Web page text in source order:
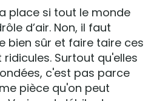
place si tout le monde
d’air. Non, il faut
bien sûr et faire taire ces
Surtout qu'elles
c'est pas parce
pièce qu'on peut